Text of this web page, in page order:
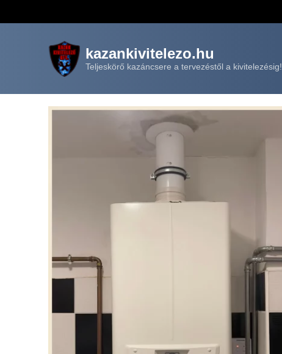
kazankivitelezo.hu
Teljeskörő kazáncsere a tervezéstől a kivitelezésig!